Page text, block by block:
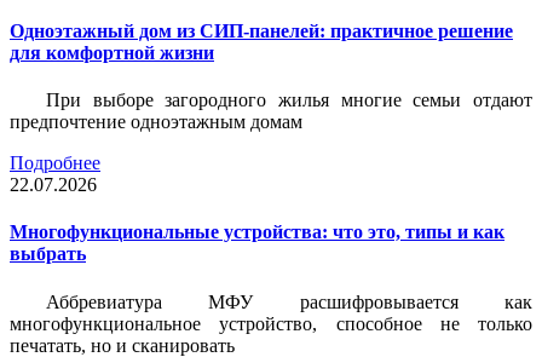
Одноэтажный дом из СИП-панелей: практичное решение
для комфортной жизни
При выборе загородного жилья многие семьи отдают
предпочтение одноэтажным домам
Подробнее
22.07.2026
Многофункциональные устройства: что это, типы и как
выбрать
Аббревиатура МФУ расшифровывается как
многофункциональное устройство, способное не только
печатать, но и сканировать